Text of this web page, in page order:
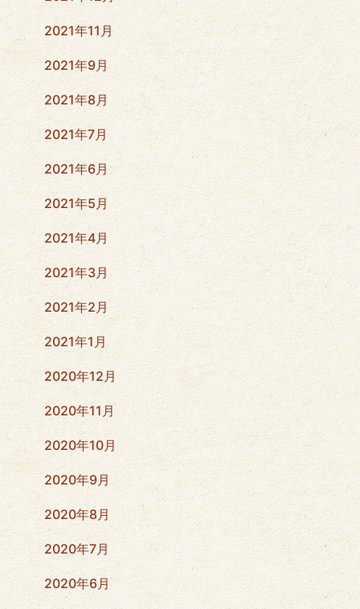
2021年11月
2021年9月
2021年8月
2021年7月
2021年6月
2021年5月
2021年4月
2021年3月
2021年2月
2021年1月
2020年12月
2020年11月
2020年10月
2020年9月
2020年8月
2020年7月
2020年6月